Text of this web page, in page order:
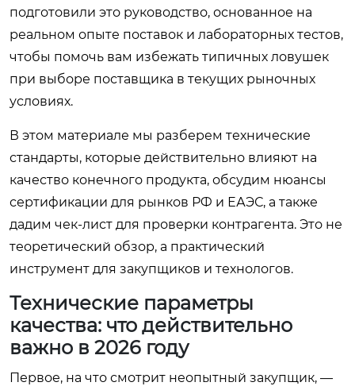
подготовили это руководство, основанное на
реальном опыте поставок и лабораторных тестов,
чтобы помочь вам избежать типичных ловушек
при выборе поставщика в текущих рыночных
условиях.
В этом материале мы разберем технические
стандарты, которые действительно влияют на
качество конечного продукта, обсудим нюансы
сертификации для рынков РФ и ЕАЭС, а также
дадим чек-лист для проверки контрагента. Это не
теоретический обзор, а практический
инструмент для закупщиков и технологов.
Технические параметры
качества: что действительно
важно в 2026 году
Первое, на что смотрит неопытный закупщик, —